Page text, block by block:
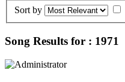
Sort by
Song Results for : 1971